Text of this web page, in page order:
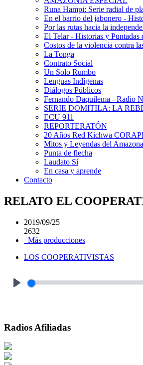
Runa Hampi: Serie radial de
En el barrio del jabonero -
Por las rutas hacia la
El Telar - Historias y Puntadas
Costos de la violencia contra
La Tonga
Contrato Social
Un Solo Rumbo
Lenguas Indígenas
Diálogos Públicos
Fernando Daquilema - Radio
SERIE DOMITILA: LA
ECU 911
REPORTERATÓN
20 Años Red Kichwa
Mitos y Leyendas del
Punta de flecha
Laudato Sí
En casa y aprende
Contacto
RELATO EL
2019/09/25
2632
Más producciones
LOS COOPERATIVISTAS
Radios Afiliadas